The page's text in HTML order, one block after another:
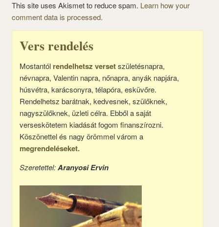
This site uses Akismet to reduce spam. Learn how your
comment data is processed.
Vers rendelés
Mostantól rendelhetsz versetszületésnapra,
névnapra, Valentin napra, nőnapra, anyák napjára,
húsvétra, karácsonyra, télapóra, esküvőre.
Rendelhetsz barátnak, kedvesnek, szülőknek,
nagyszülőknek, üzleti célra. Ebből a saját
verseskötetem kiadását fogom finanszírozni.
Köszönettel és nagy örömmel várom a
megrendeléseket.
Szeretettel:Aranyosi Ervin